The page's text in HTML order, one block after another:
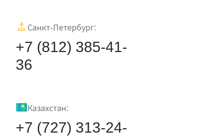
Санкт‑Петербург:
+7 (812) 385-41-
36
Казахстан:
+7 (727) 313-24-